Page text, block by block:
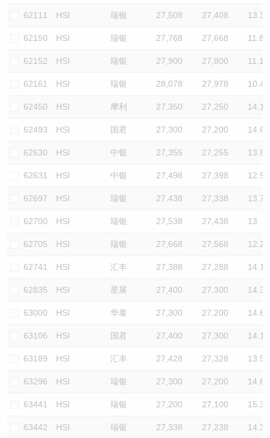
62111 HSI 瑞银 27,508 27,408 13.3
62150 HSI 瑞银 27,768 27,668 11.8
62152 HSI 瑞银 27,900 27,800 11.1
62161 HSI 瑞银 28,078 27,978 10.4
62450 HSI 摩利 27,350 27,250 14.1
62493 HSI 国君 27,300 27,200 14.6
62630 HSI 中银 27,355 27,255 13.8
62631 HSI 中银 27,498 27,398 12.9
62697 HSI 瑞银 27,438 27,338 13.7
62700 HSI 瑞银 27,538 27,438 13
62705 HSI 瑞银 27,668 27,568 12.2
62741 HSI 汇丰 27,388 27,288 14.1
62835 HSI 星展 27,400 27,300 14.3
63000 HSI 华泰 27,300 27,200 14.6
63106 HSI 国君 27,400 27,300 14.1
63189 HSI 汇丰 27,428 27,328 13.5
63296 HSI 瑞银 27,300 27,200 14.6
63441 HSI 瑞银 27,200 27,100 15.3
63442 HSI 瑞银 27,338 27,238 14.3